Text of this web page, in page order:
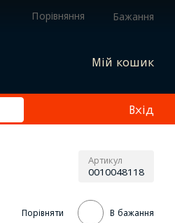
Порівняння Бажання
Мій кошик
Вхід
Артикул
0010048118
Порівняти В бажання